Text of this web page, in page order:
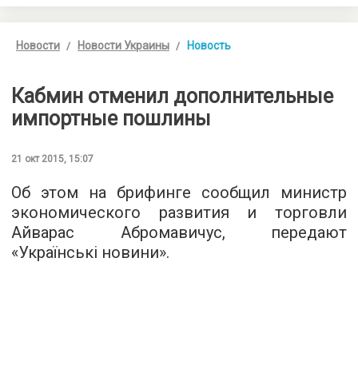
Новости Новости Украины Новость
Кабмин отменил дополнительные
импортные пошлины
21 окт 2015, 15:07
Об этом на брифинге сообщил министр
экономического развития и торговли
Айварас Абромавичус, передают
«Українські новини».